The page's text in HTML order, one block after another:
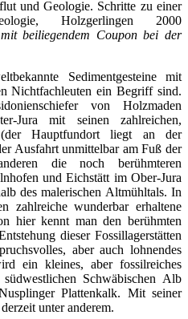
und Geologie. Schritte zu einer
Holzgerlingen 2000
beiliegendem Coupon bei der
Sedimentgesteine mit
Nichtfachleuten ein Begriff sind.
von Holzmaden
Jura mit seinen zahlreichen,
(der Hauptfundort liegt an der
Ausfahrt unmittelbar am Fuß der
die noch berühmteren
und Eichstätt im Ober-Jura
des malerischen Altmühltals. In
zahlreiche wunderbar erhaltene
hier kennt man den berühmten
dieser Fossillagerstätten
aber auch lohnendes
ein kleines, aber fossilreiches
Schwäbischen Alb
Plattenkalk. Mit seiner
unter anderem.